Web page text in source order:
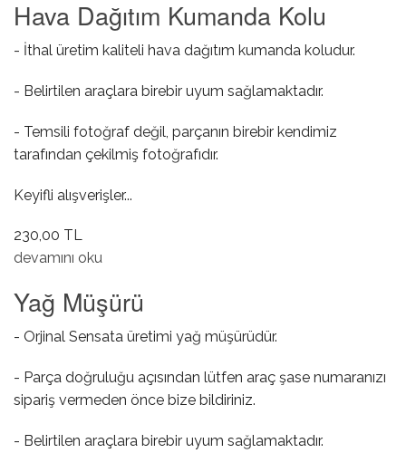
Hava Dağıtım Kumanda Kolu
- İthal üretim kaliteli hava dağıtım kumanda koludur.
- Belirtilen araçlara birebir uyum sağlamaktadır.
- Temsili fotoğraf değil, parçanın birebir kendimiz
tarafından çekilmiş fotoğrafıdır.
Keyifli alışverişler...
230,00 TL
Hava Dağıtım Kumanda Kolu hakkında
devamını oku
Yağ Müşürü
- Orjinal Sensata üretimi yağ müşürüdür.
- Parça doğruluğu açısından lütfen araç şase numaranızı
sipariş vermeden önce bize bildiriniz.
- Belirtilen araçlara birebir uyum sağlamaktadır.